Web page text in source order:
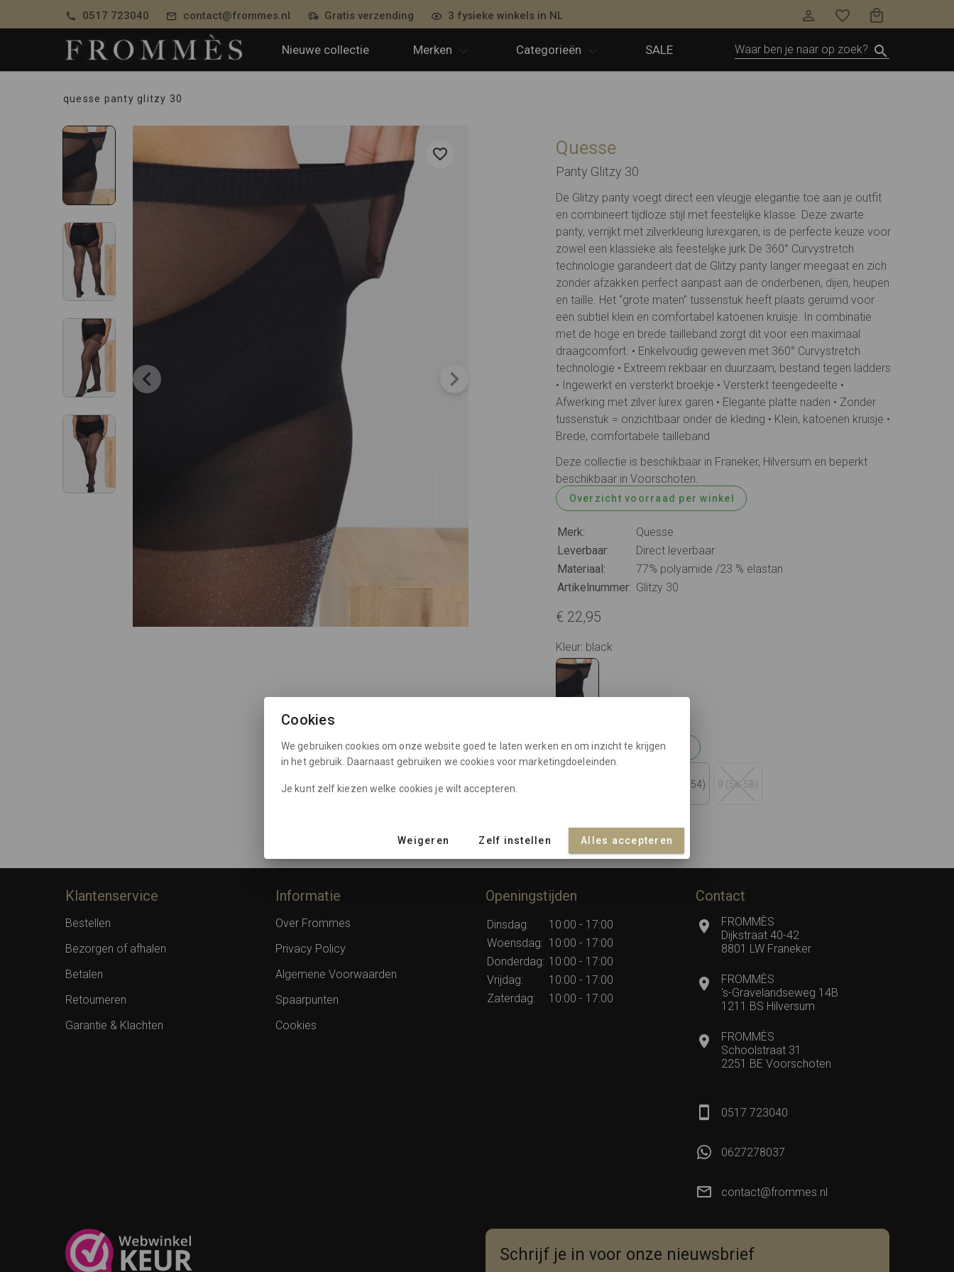
0517 723040 contact@frommes.nl Gratis verzending 3 fysieke winkels in NL
Nieuwe collectie Merken Categorieën SALE
quesse panty glitzy 30
Quesse
Panty Glitzy 30
De Glitzy panty voegt direct een vleugje elegantie toe aan je outfit
en combineert tijdloze stijl met feestelijke klasse. Deze zwarte
panty, verrijkt met zilverkleurig lurexgaren, is de perfecte keuze voor
zowel een klassieke als feestelijke jurk De 360° Curvystretch
technologie garandeert dat de Glitzy panty langer meegaat en zich
zonder afzakken perfect aanpast aan de onderbenen, dijen, heupen
en taille. Het “grote maten” tussenstuk heeft plaats geruimd voor
een subtiel klein en comfortabel katoenen kruisje. In combinatie
met de hoge en brede tailleband zorgt dit voor een maximaal
draagcomfort. • Enkelvoudig geweven met 360° Curvystretch
technologie • Extreem rekbaar en duurzaam, bestand tegen ladders
• Ingewerkt en versterkt broekje • Versterkt teengedeelte •
Afwerking met zilver lurex garen • Elegante platte naden • Zonder
tussenstuk = onzichtbaar onder de kleding • Klein, katoenen kruisje •
Brede, comfortabele tailleband
Deze collectie is beschikbaar in Franeker, Hilversum en beperkt
beschikbaar in Voorschoten.
Overzicht voorraad per winkel
Merk:
Quesse
Leverbaar:
Direct leverbaar
Materiaal:
77% polyamide /23 % elastan
Artikelnummer: Glitzy 30
€ 22,95
Kleur: black
Maat: check maattabel
8 (52-54) 9 (56-58)
In winkelmandje
Klantenservice
Bestellen
Bezorgen of afhalen
Betalen
Retourneren
Garantie & Klachten
Informatie
Over Frommes
Privacy Policy
Algemene Voorwaarden
Spaarpunten
Cookies
Openingstijden
Dinsdag:
10:00 - 17:00
Woensdag: 10:00 - 17:00
Donderdag: 10:00 - 17:00
Vrijdag:
10:00 - 17:00
Zaterdag:
10:00 - 17:00
Contact
FROMMÈS
Dijkstraat 40-42
8801 LW Franeker
FROMMÈS
's-Gravelandseweg 14B
1211 BS Hilversum
FROMMÈS
Schoolstraat 31
2251 BE Voorschoten
0517 723040
0627278037
contact@frommes.nl
Schrijf je in voor onze nieuwsbrief
Cookies
We gebruiken cookies om onze website goed te laten werken en om inzicht te krijgen
in het gebruik. Daarnaast gebruiken we cookies voor marketingdoeleinden.
Je kunt zelf kiezen welke cookies je wilt accepteren.
Weigeren Zelf instellen Alles accepteren